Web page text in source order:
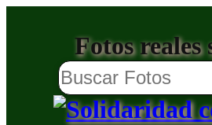
Fotos reales